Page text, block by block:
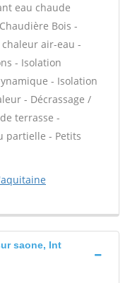
eau chaude
Bois -
air-eau -
- Isolation
- Isolation
- Décrassage /
terrasse -
partielle - Petits
saone, Int